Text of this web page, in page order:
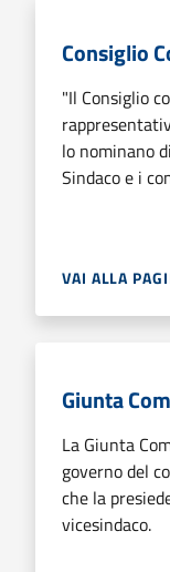
Consiglio
"Il Consiglio
lo nominano
Sindaco e i
VAI ALLA
Giunta
La Giunta
governo del
che la
vicesindaco.